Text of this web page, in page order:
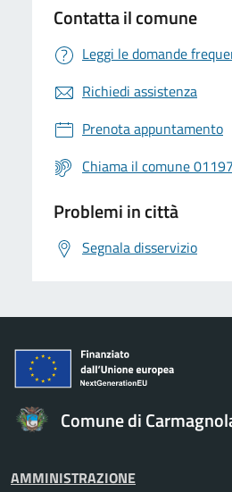
Contatta il comune
Leggi le domande
Richiedi assistenza
Prenota appuntamento
Chiama il comune
Problemi in città
Segnala disservizio
Comune di
AMMINISTRAZIONE